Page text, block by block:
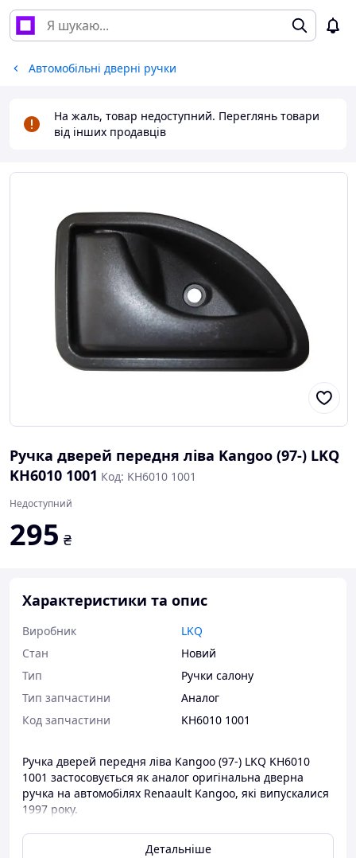
Автомобільні дверні ручки
На жаль, товар недоступний. Переглянь товари
від інших продавців
Ручка дверей передня ліва Kangoo (97-) LKQ
KH6010 1001 Код: KH6010 1001
Недоступний
295 ₴
Характеристики та опис
Виробник
LKQ
Стан
Новий
Тип
Ручки салону
Тип запчастини
Аналог
Код запчастини
KH6010 1001
Ручка дверей передня ліва Kangoo (97-) LKQ KH6010
1001 застосовується як аналог оригінальна дверна
ручка на автомобілях Renaault Kangoo, які випускалися
1997 року.
Ручки та замки дверей ви завжди зможете придбати в
нашому інтернет-магазині за найдосяжнішими цінами.
Детальніше